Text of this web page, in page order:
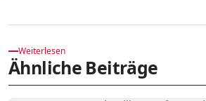
Weiterlesen
Ähnliche Beiträge